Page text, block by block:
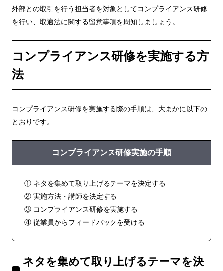
外部との取引を行う担当者を対象としてコンプライアンス研修
を行い、取適法に関する留意事項を周知しましょう。
コンプライアンス研修を実施する方
法
コンプライアンス研修を実施する際の手順は、大まかに以下の
とおりです。
コンプライアンス研修実施の手順
① ネタを集めて取り上げるテーマを決定する
② 実施方法・講師を決定する
③ コンプライアンス研修を実施する
④ 従業員からフィードバックを受ける
ネタを集めて取り上げるテーマを決